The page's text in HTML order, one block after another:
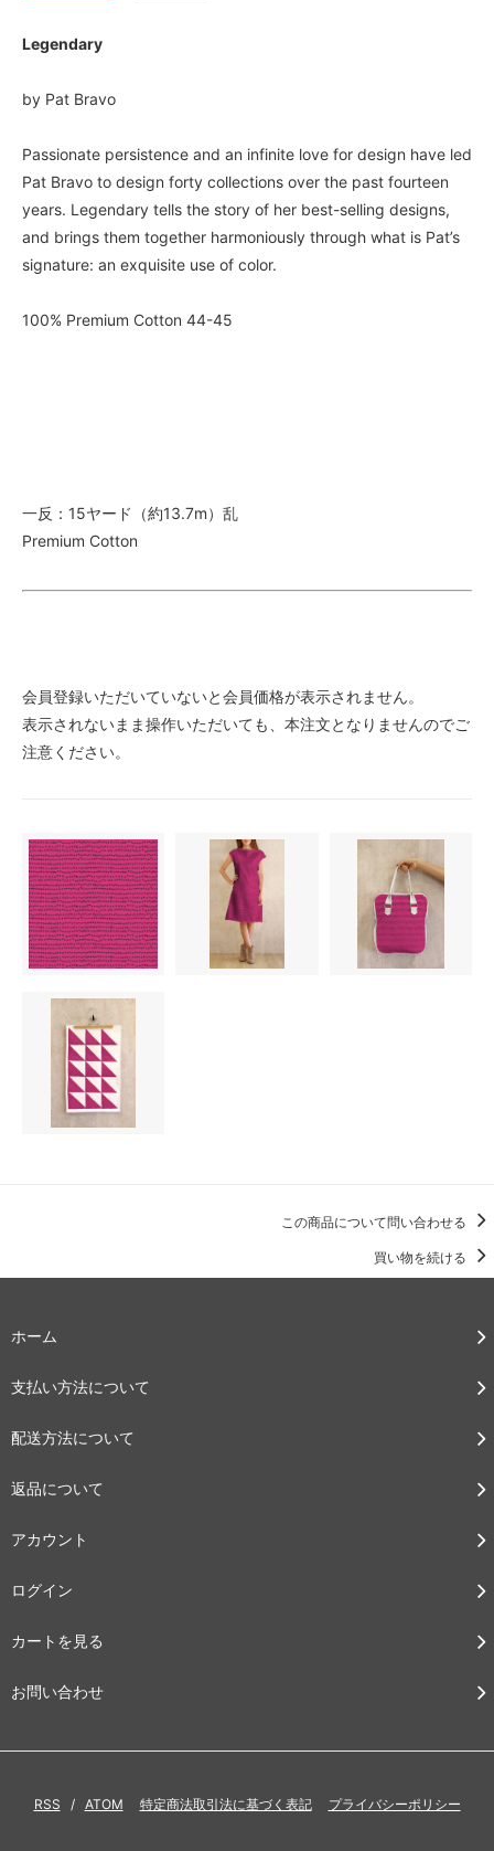
Legendary
by Pat Bravo
Passionate persistence and an infinite love for design have led
Pat Bravo to design forty collections over the past fourteen
years. Legendary tells the story of her best-selling designs,
and brings them together harmoniously through what is Pat’s
signature: an exquisite use of color.
100% Premium Cotton 44-45
一反：15ヤード（約13.7m）乱
Premium Cotton
会員登録いただいていないと会員価格が表示されません。
表示されないまま操作いただいても、本注文となりませんのでご
注意ください。
この商品について問い合わせる
買い物を続ける
ホーム
支払い方法について
配送方法について
返品について
アカウント
ログイン
カートを見る
お問い合わせ
RSS / ATOM 特定商法取引法に基づく表記 プライバシーポリシー